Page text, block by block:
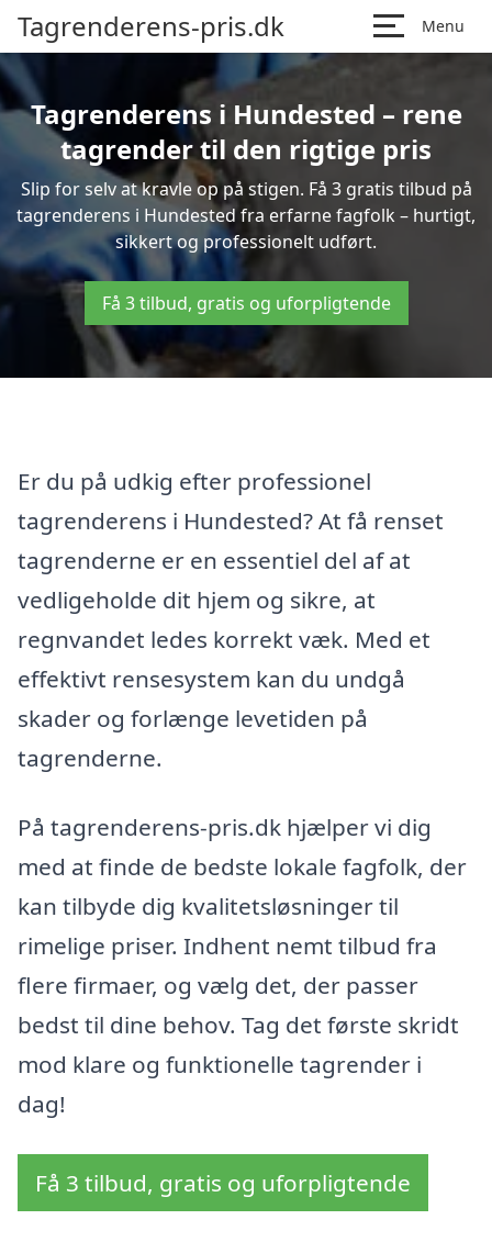
Tagrenderens-pris.dk Menu
Tagrenderens i Hundested – rene
tagrender til den rigtige pris
Slip for selv at kravle op på stigen. Få 3 gratis tilbud på
tagrenderens i Hundested fra erfarne fagfolk – hurtigt,
sikkert og professionelt udført.
Få 3 tilbud, gratis og uforpligtende
Er du på udkig efter professionel
tagrenderens i Hundested? At få renset
tagrenderne er en essentiel del af at
vedligeholde dit hjem og sikre, at
regnvandet ledes korrekt væk. Med et
effektivt rensesystem kan du undgå
skader og forlænge levetiden på
tagrenderne.
På tagrenderens-pris.dk hjælper vi dig
med at finde de bedste lokale fagfolk, der
kan tilbyde dig kvalitetsløsninger til
rimelige priser. Indhent nemt tilbud fra
flere firmaer, og vælg det, der passer
bedst til dine behov. Tag det første skridt
mod klare og funktionelle tagrender i
dag!
Få 3 tilbud, gratis og uforpligtende